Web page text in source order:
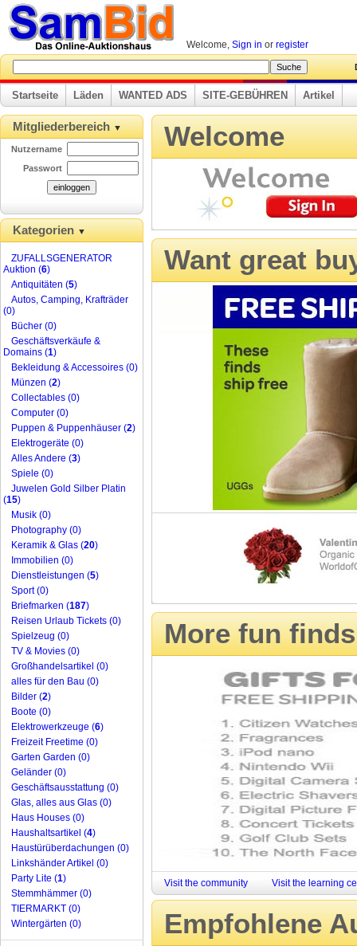
Welcome, Sign in or register
Startseite Läden WANTED ADS SITE-GEBÜHREN Artikel
Mitgliederbereich▼
Nutzername
Passwort
Kategorien▼
ZUFALLSGENERATOR
Auktion (6)
Antiquitäten (5)
Autos, Camping, Krafträder
(0)
Bücher (0)
Geschäftsverkäufe &
Domains (1)
Bekleidung & Accessoires (0)
Münzen (2)
Collectables (0)
Computer (0)
Puppen & Puppenhäuser (2)
Elektrogeräte (0)
Alles Andere (3)
Spiele (0)
Juwelen Gold Silber Platin
(15)
Musik (0)
Photography (0)
Keramik & Glas (20)
Immobilien (0)
Dienstleistungen (5)
Sport (0)
Briefmarken (187)
Reisen Urlaub Tickets (0)
Spielzeug (0)
TV & Movies (0)
Großhandelsartikel (0)
alles für den Bau (0)
Bilder (2)
Boote (0)
Elektrowerkzeuge (6)
Freizeit Freetime (0)
Garten Garden (0)
Geländer (0)
Geschäftsausstattung (0)
Glas, alles aus Glas (0)
Haus Houses (0)
Haushaltsartikel (4)
Haustürüberdachungen (0)
Linkshänder Artikel (0)
Party Lite (1)
Stemmhämmer (0)
TIERMARKT (0)
Wintergärten (0)
Welcome
Want great
More fun finds
Visit the community Visit the learning
Empfohlene